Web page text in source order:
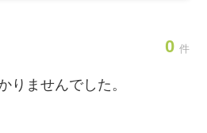
0 件
りませんでした。